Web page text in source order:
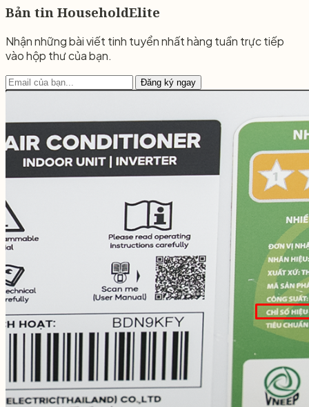
Bản tin HouseholdElite
Nhận những bài viết tinh tuyển nhất hàng tuần trực tiếp
vào hộp thư của bạn.
Đăng ký ngay